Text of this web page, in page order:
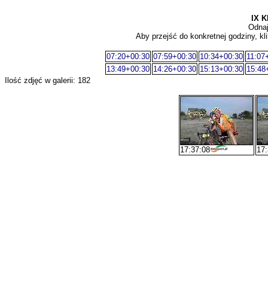
IX
Aby przejść do konkretnej godziny,
07:20+00:30 07:59+00:30 10:34+00:30
13:49+00:30 14:26+00:30 15:13+00:30
Ilość zdjęć w galerii: 182
17:37:08